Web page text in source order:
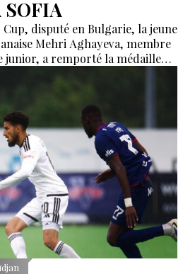
SOFIA
disputé en Bulgarie, la jeune
Mehri Aghayeva, membre
junior, a remporté la médaille
du tremplin de 1 mètre,
E). L’athlète a obtenu 115,20
parmi 15 participantes.